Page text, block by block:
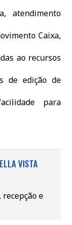
atendimento
Caixa,
ao recursos
de edição de
para
VISTA
e